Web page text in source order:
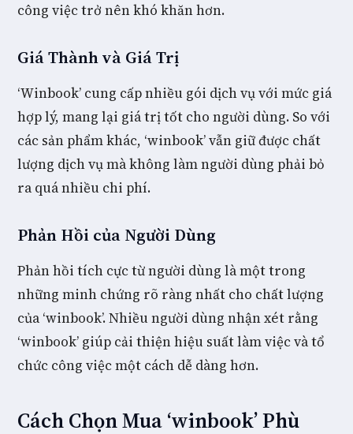
công việc trở nên khó khăn hơn.
Giá Thành và Giá Trị
‘Winbook’ cung cấp nhiều gói dịch vụ với mức giá
hợp lý, mang lại giá trị tốt cho người dùng. So với
các sản phẩm khác, ‘winbook’ vẫn giữ được chất
lượng dịch vụ mà không làm người dùng phải bỏ
ra quá nhiều chi phí.
Phản Hồi của Người Dùng
Phản hồi tích cực từ người dùng là một trong
những minh chứng rõ ràng nhất cho chất lượng
của ‘winbook’. Nhiều người dùng nhận xét rằng
‘winbook’ giúp cải thiện hiệu suất làm việc và tổ
chức công việc một cách dễ dàng hơn.
Cách Chọn Mua ‘winbook’ Phù